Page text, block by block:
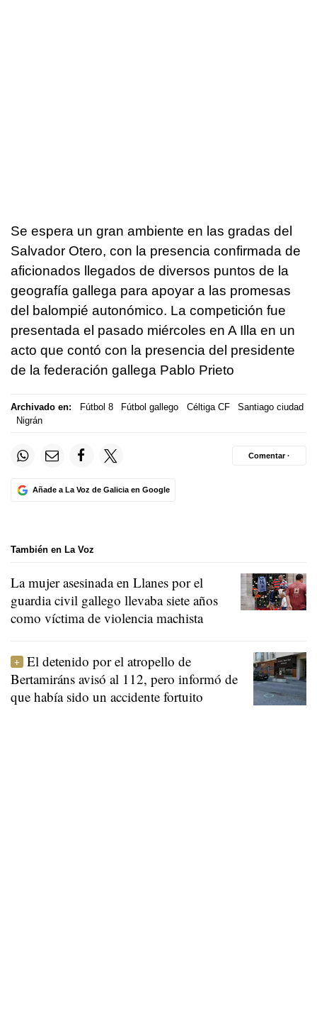
Se espera un gran ambiente en las gradas del
Salvador Otero, con la presencia confirmada de
aficionados llegados de diversos puntos de la
geografía gallega para apoyar a las promesas
del balompié autonómico. La competición fue
presentada el pasado miércoles en A Illa en un
acto que contó con la presencia del presidente
de la federación gallega Pablo Prieto
Archivado en: Fútbol 8 Fútbol gallego Céltiga CF
Santiago ciudad
Nigrán
Añade a La Voz de Galicia en Google
Comentar ·
También en La Voz
La mujer asesinada en Llanes por el
guardia civil gallego llevaba siete años
como víctima de violencia machista
El detenido por el atropello de
Bertamiráns avisó al 112, pero informó de
que había sido un accidente fortuito